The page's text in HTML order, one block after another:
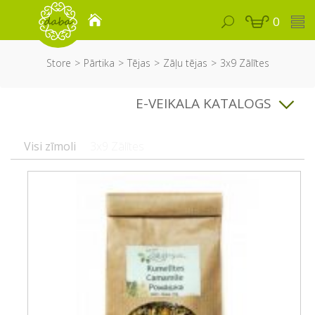
0
Store Pārtika Tējas Zāļu tējas 3x9 Zālītes
E-VEIKALA KATALOGS
Visi zīmoli